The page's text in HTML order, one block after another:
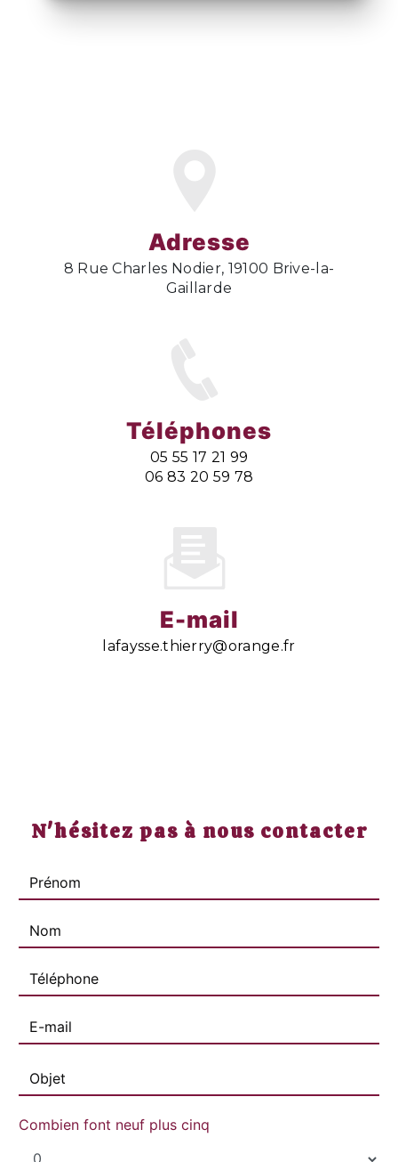
Adresse
8 Rue Charles Nodier, 19100 Brive-la-
Gaillarde
Téléphones
05 55 17 21 99
06 83 20 59 78
E-mail
lafaysse.thierry@orange.fr
N'hésitez pas à nous contacter
Combien font neuf plus cinq